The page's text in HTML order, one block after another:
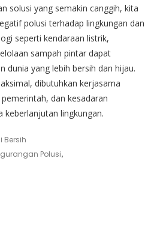
solusi yang semakin canggih, kita
polusi terhadap lingkungan dan
seperti kendaraan listrik,
sampah pintar dapat
dunia yang lebih bersih dan hijau.
dibutuhkan kerjasama
dan kesadaran
lingkungan.
Bersih
Polusi,